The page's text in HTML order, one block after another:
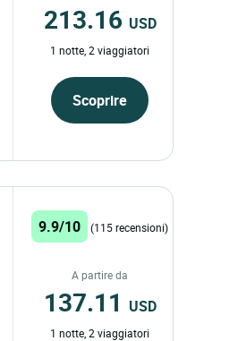
213.16 USD
1 notte, 2 viaggiatori
Scoprire
9.9/10 (115 recensioni)
A partire da
137.11 USD
1 notte, 2 viaggiatori